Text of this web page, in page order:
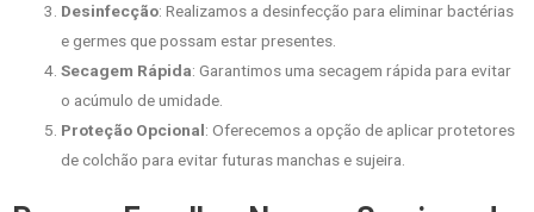
Desinfecção: Realizamos a desinfecção para eliminar bactérias
e germes que possam estar presentes.
Secagem Rápida: Garantimos uma secagem rápida para evitar
o acúmulo de umidade.
Proteção Opcional: Oferecemos a opção de aplicar protetores
de colchão para evitar futuras manchas e sujeira.